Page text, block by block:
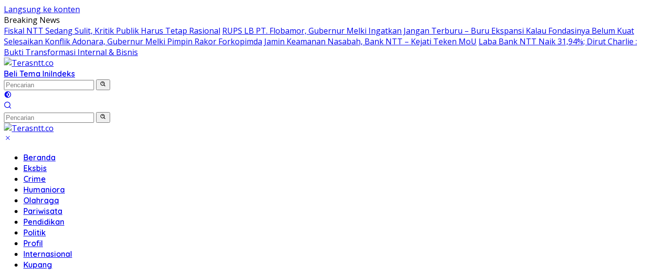
Langsung ke konten
Breaking News
Fiskal NTT Sedang Sulit, Kritik Publik Harus Tetap Rasional RUPS LB PT. Flobamor, Gubernur Melki Ingatkan Jangan Terburu – Buru Ekspansi Kalau Fondasinya Belum Kuat
Selesaikan Konflik Adonara, Gubernur Melki Pimpin Rakor Forkopimda Jamin Keamanan Nasabah, Bank NTT – Kejati Teken MoU Laba Bank NTT Naik 31,94%; Dirut Charlie :
Bukti Transformasi Internal & Bisnis
Beli Tema IniIndeks
Beranda
Eksbis
Crime
Humaniora
Olahraga
Pariwisata
Pendidikan
Politik
Profil
Internasional
Kupang